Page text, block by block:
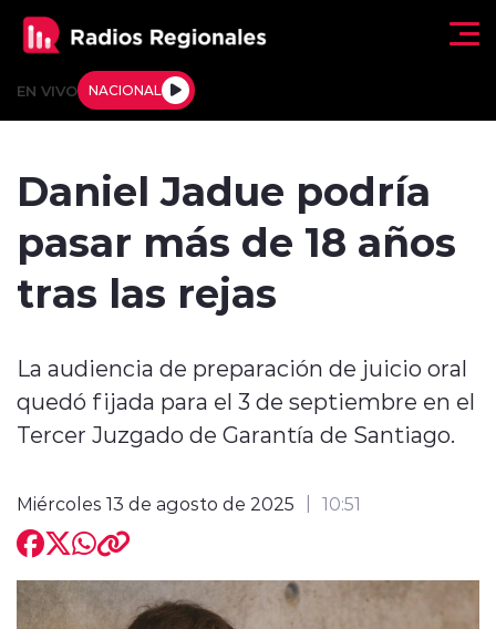
EN VIVO NACIONAL
Internacional
Regiones al Aire
Daniel Jadue podría
pasar más de 18 años
tras las rejas
La audiencia de preparación de juicio oral
quedó fijada para el 3 de septiembre en el
Tercer Juzgado de Garantía de Santiago.
Miércoles 13 de agosto de 2025 10:51